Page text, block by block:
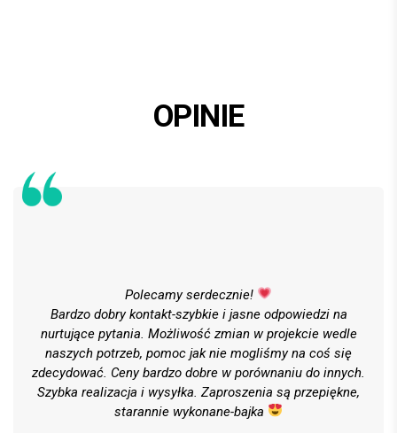
OPINIE
Polecamy serdecznie!
Bardzo dobry kontakt-szybkie i jasne odpowiedzi na
nurtujące pytania. Możliwość zmian w projekcie wedle
naszych potrzeb, pomoc jak nie mogliśmy na coś się
zdecydować. Ceny bardzo dobre w porównaniu do innych.
Szybka realizacja i wysyłka. Zaproszenia są przepiękne,
starannie wykonane-bajka